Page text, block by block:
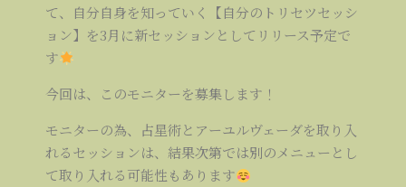
て、自分自身を知っていく【自分のトリセツセッシ
ョン】を3月に新セッションとしてリリース予定で
す
今回は、このモニターを募集します！
モニターの為、占星術とアーユルヴェーダを取り入
れるセッションは、結果次第では別のメニューとし
て取り入れる可能性もあります